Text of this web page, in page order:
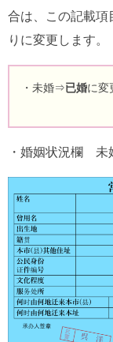
合は、この記載項
りに変更します。
・未婚⇒已婚に変
・婚姻状況欄 未